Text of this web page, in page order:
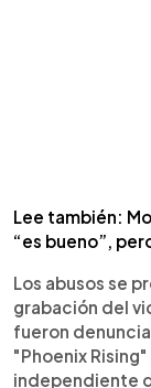
Lee también:
“es bueno”,
Los abusos se
grabación del
fueron
"Phoenix
independiente